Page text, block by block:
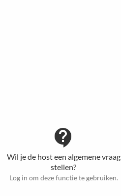
contact_support
Wil je de host een algemene vraag
stellen?
Log in om deze functie te gebruiken.